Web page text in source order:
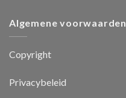
Algemene voorwaarden
Copyright
Privacybeleid